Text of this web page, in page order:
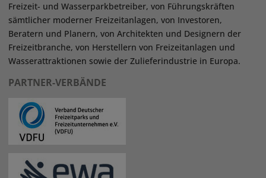
Freizeit- und Wasserparkbetreiber, von Führungskräften
sämtlicher moderner Freizeitanlagen, von Investoren,
Beratern und Planern, von Architekten und Designern der
Freizeitbranche, von Herstellern von Freizeitanlagen und
Wasserattraktionen sowie der Zulieferindustrie in Europa.
PARTNER-VERBÄNDE